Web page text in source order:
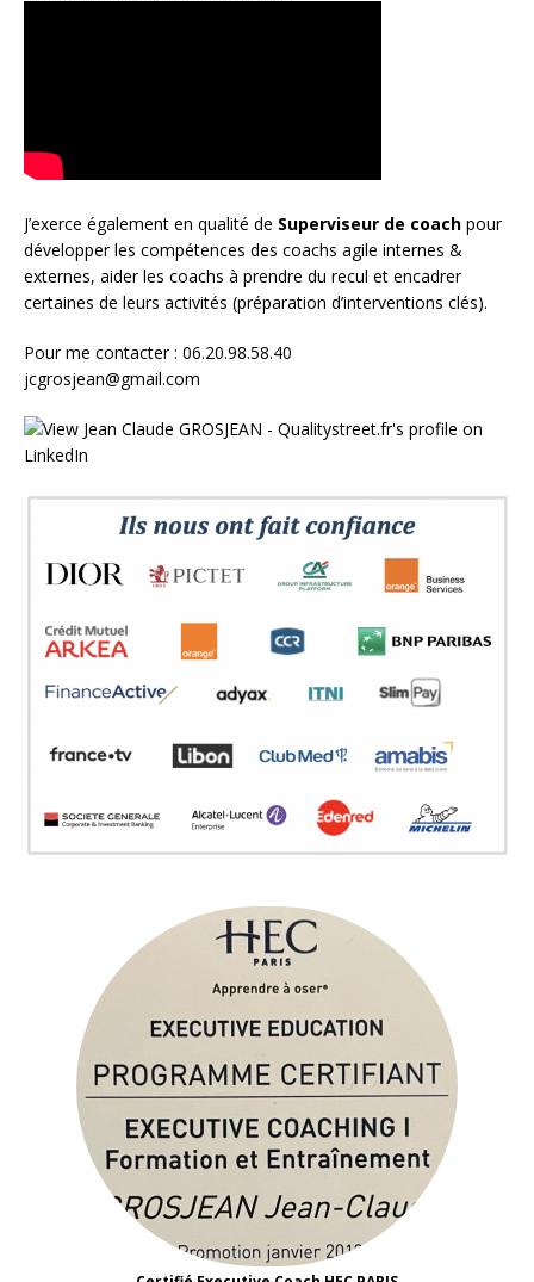
J’exerce également en qualité de Superviseur de coach pour
développer les compétences des coachs agile internes &
externes, aider les coachs à prendre du recul et encadrer
certaines de leurs activités (préparation d’interventions clés).
Pour me contacter : 06.20.98.58.40
jcgrosjean@gmail.com